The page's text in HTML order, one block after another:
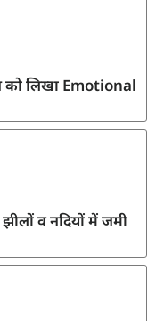
को लिखा Emotional
व नदियों में जमी